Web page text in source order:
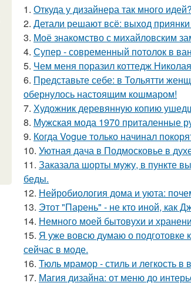
1. Откуда у дизайнера так много идей?
2. Детали решают всё: выход
3. Моё знакомство с михайловским
4. Супер - современный потолок в
5. Чем меня поразил коттедж
6. Представьте себе: в Тольятти
обернулось настоящим кошмаром!
7. Художник деревянную копию
8. Мужская мода 1970 приталенные
9. Когда Vogue только начинал
10. Уютная дача в Подмосковье в
11. Заказала шорты мужу, в пункте
беды.
12. Нейробиология дома и уюта:
13. Этот "Парень" - не кто иной, как
14. Немного моей бытовухи и
15. Я уже вовсю думаю о подготовке
сейчас в моде.
16. Тюль мрамор - стиль и лeгкость в
17. Магия дизайна: от меню до